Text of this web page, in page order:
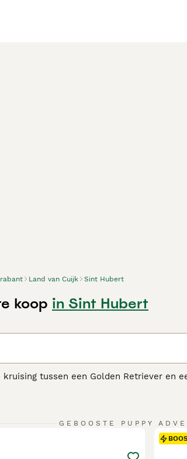
Land van Cuijk Sint Hubert
koop in Sint Hubert
tussen een Golden Retriever en
krullend, waarbij veel lijnen worden
en kunnen qua uiterlijk uiteenlopen.
multigen
GEBOOSTE PUPPY